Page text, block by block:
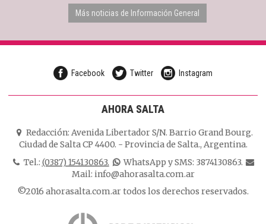
Más noticias de Información General
Facebook Twitter Instagram
AHORA SALTA
Redacción: Avenida Libertador S/N. Barrio Grand Bourg.
Ciudad de Salta CP 4400. - Provincia de Salta., Argentina.
Tel.: (0387) 154130863.
WhatsApp y SMS: 3874130863.
Mail: info@ahorasalta.com.ar
©2016 ahorasalta.com.ar todos los derechos reservados.